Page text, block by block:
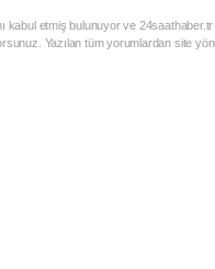
kabul etmiş bulunuyor ve
Yazılan tüm yorumlardan site